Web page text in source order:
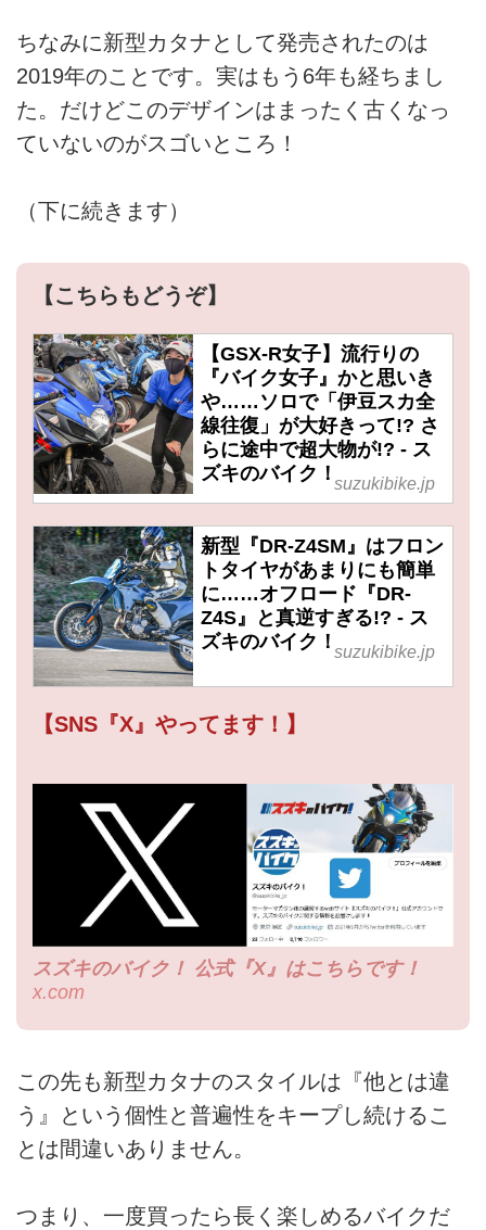
ちなみに新型カタナとして発売されたのは
2019年のことです。実はもう6年も経ちまし
た。だけどこのデザインはまったく古くなっ
ていないのがスゴいところ！
（下に続きます）
【こちらもどうぞ】
【GSX-R女子】流行りの
『バイク女子』かと思いき
や……ソロで「伊豆スカ全
線往復」が大好きって!? さ
らに途中で超大物が!? - ス
ズキのバイク！ suzukibike.jp
新型『DR-Z4SM』はフロン
トタイヤがあまりにも簡単
に……オフロード『DR-
Z4S』と真逆すぎる!? - ス
ズキのバイク！ suzukibike.jp
【SNS『X』やってます！】
スズキのバイク！ 公式『X』はこちらです！
x.com
この先も新型カタナのスタイルは『他とは違
う』という個性と普遍性をキープし続けるこ
とは間違いありません。
つまり、一度買ったら長く楽しめるバイクだ